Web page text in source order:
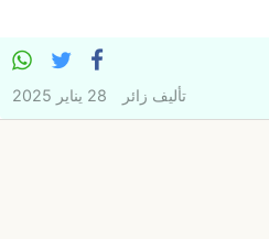
تأليف زائر 28 يناير 2025